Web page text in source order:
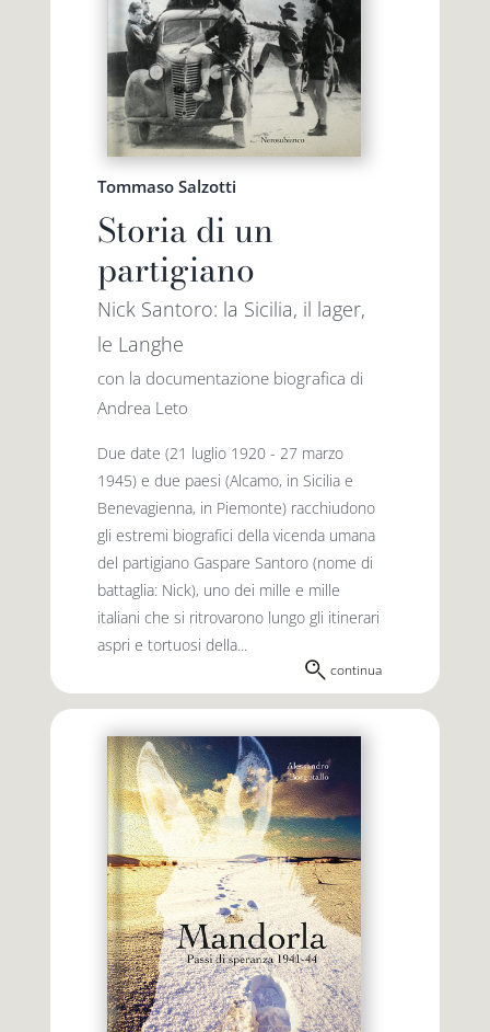
i traghetti
i fuori collana
Premio letterario Giallovalle
il tuo carrello
Tommaso Salzotti
Storia di un
partigiano
Nick Santoro: la Sicilia, il lager,
le Langhe
con la documentazione biografica di
Andrea Leto
Due date (21 luglio 1920 - 27 marzo
1945) e due paesi (Alcamo, in Sicilia e
Benevagienna, in Piemonte) racchiudono
gli estremi biografici della vicenda umana
del partigiano Gaspare Santoro (nome di
battaglia: Nick), uno dei mille e mille
italiani che si ritrovarono lungo gli itinerari
aspri e tortuosi della...
continua